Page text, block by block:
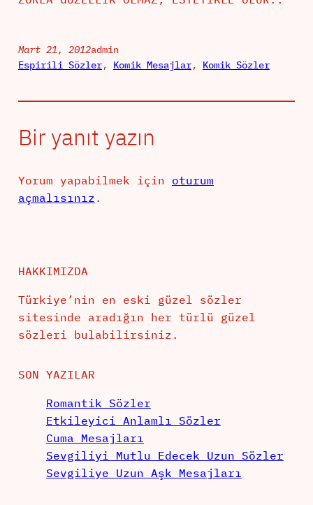
Mart 21, 2012admin
Espirili Sözler, Komik Mesajlar, Komik Sözler
Bir yanıt yazın
Yorum yapabilmek için oturum
açmalısınız .
HAKKIMIZDA
Türkiye’nin en eski güzel sözler
sitesinde aradığın her türlü güzel
sözleri bulabilirsiniz.
SON YAZILAR
Romantik Sözler
Etkileyici Anlamlı Sözler
Cuma Mesajları
Sevgiliyi Mutlu Edecek Uzun Sözler
Sevgiliye Uzun Aşk Mesajları